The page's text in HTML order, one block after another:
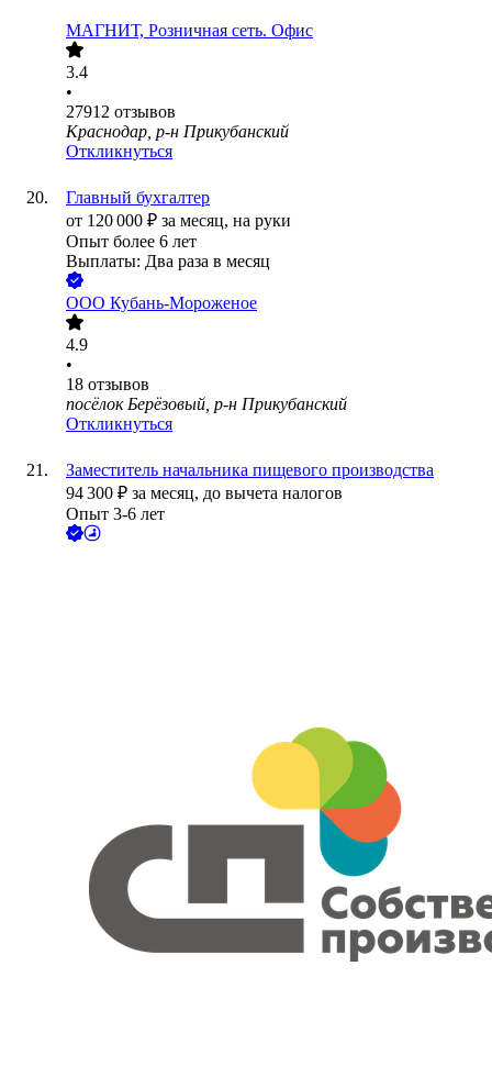
МАГНИТ, Розничная сеть. Офис
3.4
•
27912 отзывов
Краснодар, р-н Прикубанский
Откликнуться
Главный бухгалтер
от 120 000 ₽ за месяц, на руки
Опыт более 6 лет
Выплаты: Два раза в месяц
ООО Кубань-Мороженое
4.9
•
18 отзывов
посёлок Берёзовый, р-н Прикубанский
Откликнуться
Заместитель начальника пищевого производства
94 300 ₽ за месяц, до вычета налогов
Опыт 3-6 лет